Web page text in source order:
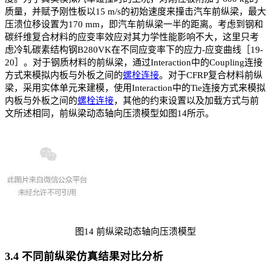
质量，并赋予刚性板以15 m/s的初始速度来撞击汽车前纵梁，最大
压溃位移设置为170 mm，即汽车前纵梁一半的距离。考虑到钢和
碳纤维复合材料的应变率效应对其力学性能影响不大，这里只考
虑冷轧碳素结构钢B280VK在不同应变率下的应力-应变曲线［19-
20］。对于钢质材料的前纵梁，通过Interaction中的Coupling连接
方式来模拟内板与外板之间的螺栓连接。对于CFRP复合材料前纵
梁，采用实体单元来建模，使用Interaction中的Tie连接方式来模拟
内板与外板之间的螺栓连接，其他的约束设置以及加载方式与前
文所述相同，前纵梁动态轴向压溃模型如图14所示。
图14 前纵梁动态轴向压溃模型
3.4 不同前纵梁仿真结果对比分析